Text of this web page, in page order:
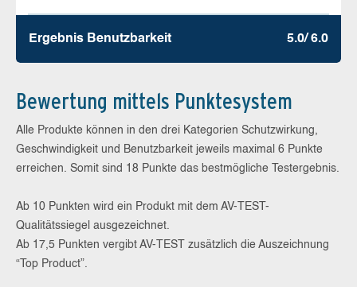
Ergebnis Benutz­barkeit 5.0/ 6.0
Bewertung mittels Punktesystem
Alle Produkte können in den drei Kategorien Schutzwirkung,
Geschwindigkeit und Benutzbarkeit jeweils maximal 6 Punkte
erreichen. Somit sind 18 Punkte das bestmögliche Testergebnis.
Ab 10 Punkten wird ein Produkt mit dem AV-TEST-
Qualitätssiegel ausgezeichnet.
Ab 17,5 Punkten vergibt AV-TEST zusätzlich die Auszeichnung
“Top Product”.